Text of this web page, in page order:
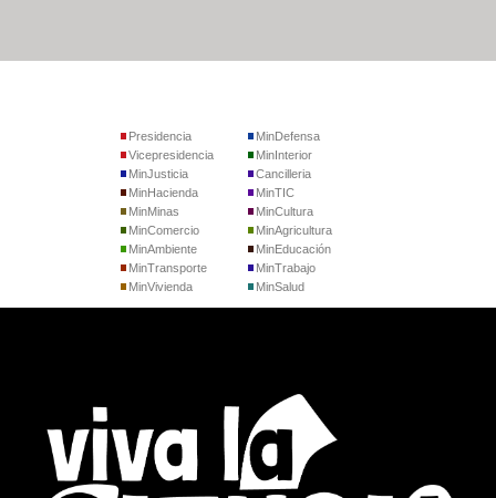
Presidencia
Vicepresidencia
MinJusticia
MinDefensa
MinInterior
Cancilleria
MinHacienda
MinMinas
MinComercio
MinTIC
MinCultura
MinAgricultura
MinAmbiente
MinTransporte
MinVivienda
MinEducación
MinTrabajo
MinSalud